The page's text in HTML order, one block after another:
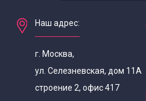
Наш адрес:
г. Москва,
ул. Селезневская, дом 11А
строение 2, офис 417